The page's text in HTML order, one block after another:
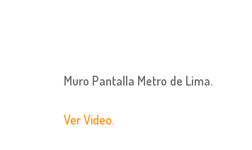
Muro Pantalla Metro de Lima.
Ver Video.